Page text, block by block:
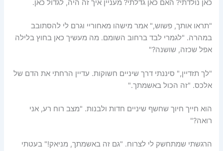
כאן נולדתי? האם כאן גדלתי? מעניין איך זה היה, לגדול כאן.
"תראו אותך, פשוש," אמר מישהו מאחוריי וגרם לי להסתובב
במהרה. "לגמרי לבד ברחוב השומם. מה מעשיך כאן בחוץ בלילה
אפל שכזה, שושנה?"
"לך תזדיין," סיננתי דרך שיניים חשוקות. עדיין הרחתי את הדם של
אלכס. "זה הכול באשמתך."
הוא חייך חיוך שחשף שיניים חדות ולבנות. "מצב רוח רע, אני
רואה?"
הרגשתי שמתחשק לי לצרוח. "גם זה באשמתך, מניאק!" בעטתי